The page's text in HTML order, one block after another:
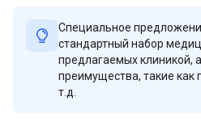
Специальное
стандартный набор
предлагаемых клиникой,
преимущества, такие как
т.д.